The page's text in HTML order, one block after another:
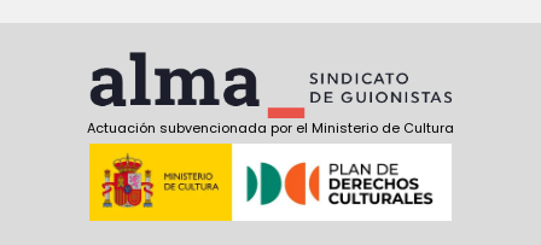
Actuación subvencionada por el Ministerio de Cultura